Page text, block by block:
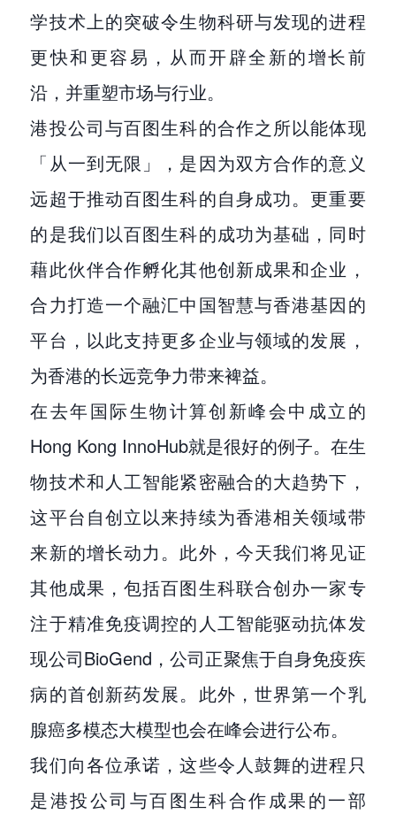
学技术上的突破令生物科研与发现的进程
更快和更容易，从而开辟全新的增长前
沿，并重塑市场与行业。
港投公司与百图生科的合作之所以能体现
「从一到无限」，是因为双方合作的意义
远超于推动百图生科的自身成功。更重要
的是我们以百图生科的成功为基础，同时
藉此伙伴合作孵化其他创新成果和企业，
合力打造一个融汇中国智慧与香港基因的
平台，以此支持更多企业与领域的发展，
为香港的长远竞争力带来裨益。
在去年国际生物计算创新峰会中成立的
Hong Kong InnoHub就是很好的例子。在生
物技术和人工智能紧密融合的大趋势下，
这平台自创立以来持续为香港相关领域带
来新的增长动力。此外，今天我们将见证
其他成果，包括百图生科联合创办一家专
注于精准免疫调控的人工智能驱动抗体发
现公司BioGend，公司正聚焦于自身免疫疾
病的首创新药发展。此外，世界第一个乳
腺癌多模态大模型也会在峰会进行公布。
我们向各位承诺，这些令人鼓舞的进程只
是港投公司与百图生科合作成果的一部